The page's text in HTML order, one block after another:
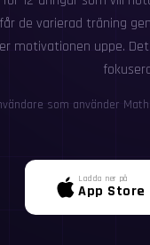
de varierad träning
motivationen uppe.
som använder
Ladda ner på
App Store